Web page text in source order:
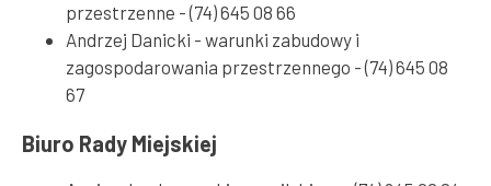
przestrzenne - (74) 645 08 66
Andrzej Danicki - warunki zabudowy i
zagospodarowania przestrzennego - (74) 645 08
67
Biuro Rady Miejskiej